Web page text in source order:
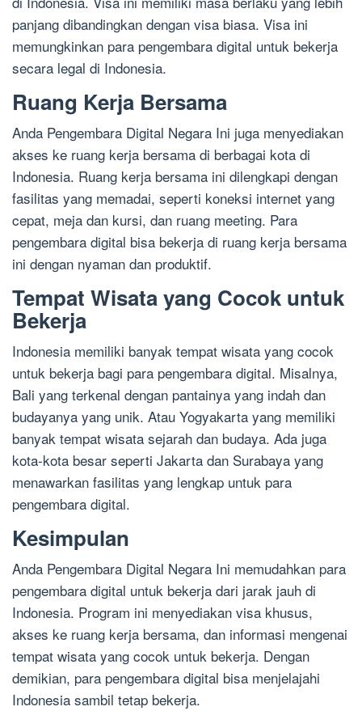
panjang dibandingkan dengan visa biasa. Visa ini
memungkinkan para pengembara digital untuk bekerja
secara legal di Indonesia.
Ruang Kerja Bersama
Anda Pengembara Digital Negara Ini juga menyediakan
akses ke ruang kerja bersama di berbagai kota di
Indonesia. Ruang kerja bersama ini dilengkapi dengan
fasilitas yang memadai, seperti koneksi internet yang
cepat, meja dan kursi, dan ruang meeting. Para
pengembara digital bisa bekerja di ruang kerja bersama
ini dengan nyaman dan produktif.
Tempat Wisata yang Cocok untuk
Bekerja
Indonesia memiliki banyak tempat wisata yang cocok
untuk bekerja bagi para pengembara digital. Misalnya,
Bali yang terkenal dengan pantainya yang indah dan
budayanya yang unik. Atau Yogyakarta yang memiliki
banyak tempat wisata sejarah dan budaya. Ada juga
kota-kota besar seperti Jakarta dan Surabaya yang
menawarkan fasilitas yang lengkap untuk para
pengembara digital.
Kesimpulan
Anda Pengembara Digital Negara Ini memudahkan para
pengembara digital untuk bekerja dari jarak jauh di
Indonesia. Program ini menyediakan visa khusus,
akses ke ruang kerja bersama, dan informasi mengenai
tempat wisata yang cocok untuk bekerja. Dengan
demikian, para pengembara digital bisa menjelajahi
Indonesia sambil tetap bekerja.